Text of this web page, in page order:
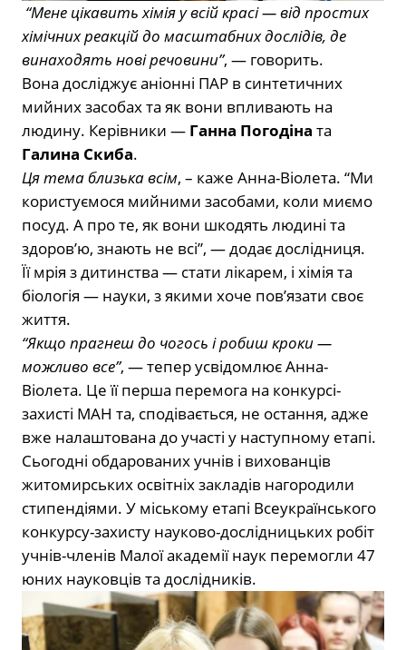
“Мене цікавить хімія у всій красі — від простих
хімічних реакцій до масштабних дослідів, де
винаходять нові речовини”, — говорить.
Вона досліджує аніонні ПАР в синтетичних
мийних засобах та як вони впливають на
людину. Керівники — Ганна Погодіна та
Галина Скиба.
Ця тема близька всім, – каже Анна-Віолета. “Ми
користуємося мийними засобами, коли миємо
посуд. А про те, як вони шкодять людині та
здоров’ю, знають не всі”, — додає дослідниця.
Її мрія з дитинства — стати лікарем, і хімія та
біологія — науки, з якими хоче пов’язати своє
життя.
“Якщо прагнеш до чогось і робиш кроки —
можливо все”, — тепер усвідомлює Анна-
Віолета. Це її перша перемога на конкурсі-
захисті МАН та, сподівається, не остання, адже
вже налаштована до участі у наступному етапі.
Сьогодні обдарованих учнів і вихованців
житомирських освітніх закладів нагородили
стипендіями. У міському етапі Всеукраїнського
конкурсу-захисту науково-дослідницьких робіт
учнів-членів Малої академії наук перемогли 47
юних науковців та дослідників.